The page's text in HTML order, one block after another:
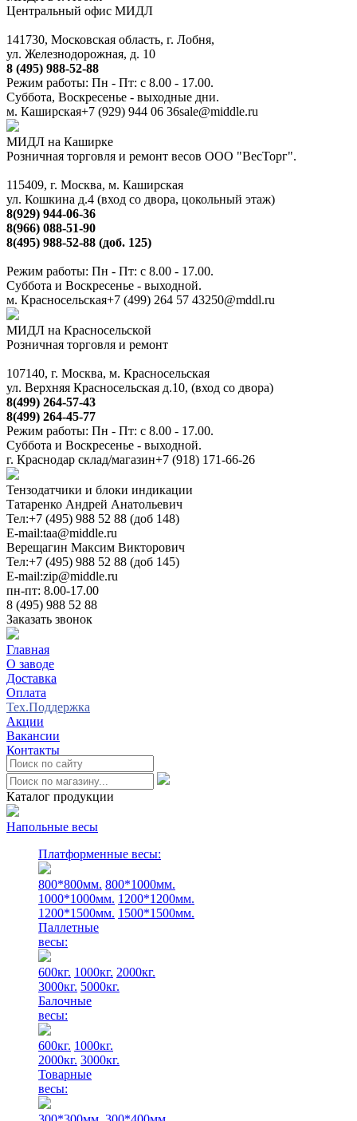
Центральный офис МИДЛ
141730, Московская область, г. Лобня,
ул. Железнодорожная, д. 10
8 (495) 988-52-88
Режим работы: Пн - Пт: с 8.00 - 17.00.
Суббота, Воскресенье - выходные дни.
м. Каширская+7 (929) 944 06 36sale@middle.ru
МИДЛ на Каширке
Розничная торговля и ремонт весов ООО "ВесТорг".
115409, г. Москва, м. Каширская
ул. Кошкина д.4 (вход со двора, цокольный этаж)
8(929) 944-06-36
8(966) 088-51-90
8(495) 988-52-88 (доб. 125)
Режим работы: Пн - Пт: с 8.00 - 17.00.
Суббота и Воскресенье - выходной.
м. Красносельская+7 (499) 264 57 43250@mddl.ru
МИДЛ на Красносельской
Розничная торговля и ремонт
107140, г. Москва, м. Красносельская
ул. Верхняя Красносельская д.10, (вход со двора)
8(499) 264-57-43
8(499) 264-45-77
Режим работы: Пн - Пт: с 8.00 - 17.00.
Суббота и Воскресенье - выходной.
г. Краснодар склад/магазин+7 (918) 171-66-26
Тензодатчики и блоки индикации
Татаренко Андрей Анатольевич
Тел:+7 (495) 988 52 88 (доб 148)
E-mail:taa@middle.ru
Верещагин Максим Викторович
Тел:+7 (495) 988 52 88 (доб 145)
E-mail:zip@middle.ru
пн-пт: 8.00-17.00
8 (495) 988 52 88
Заказать звонок
Главная
О заводе
Доставка
Оплата
Тех.Поддержка
Акции
Вакансии
Контакты
Каталог продукции
Напольные весы
Платформенные весы:
800*800мм. 800*1000мм.
1000*1000мм. 1200*1200мм.
1200*1500мм. 1500*1500мм.
Паллетные
весы:
600кг. 1000кг. 2000кг.
3000кг. 5000кг.
Балочные
весы:
600кг. 1000кг.
2000кг. 3000кг.
Товарные
весы:
0